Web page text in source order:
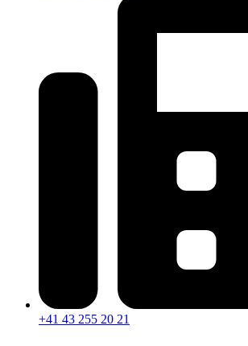
+41 43 255 20 21